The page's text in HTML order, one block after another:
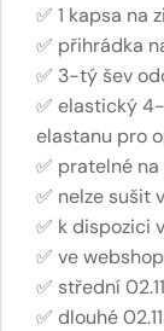
✅ 1 kapsa na
✅ přihrádka
✅ 3-tý šev
✅ elastický
elastanu pro
✅ pratelné na
✅ nelze sušit
✅ k dispozici
✅ ve
✅ střední
✅ dlouhé